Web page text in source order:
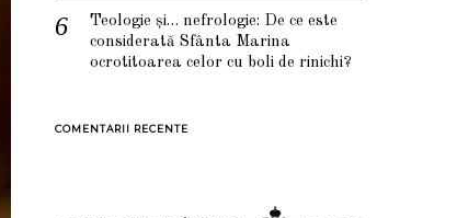
Teologie și… nefrologie: De ce este
considerată Sfânta Marina
ocrotitoarea celor cu boli de rinichi?
COMENTARII RECENTE